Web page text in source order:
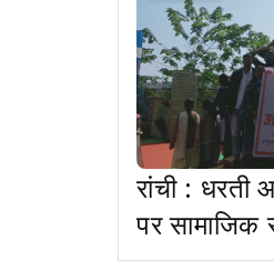
रांची : धरती आबा की 150वीं जयंती
पर सामाजिक
श्रद्धांजलि,